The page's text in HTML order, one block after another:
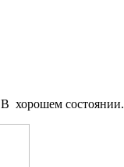
хорошем состоянии.